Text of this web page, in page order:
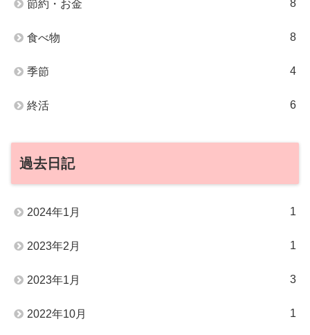
節約・お金 8
食べ物 8
季節 4
終活 6
過去日記
2024年1月 1
2023年2月 1
2023年1月 3
2022年10月 1